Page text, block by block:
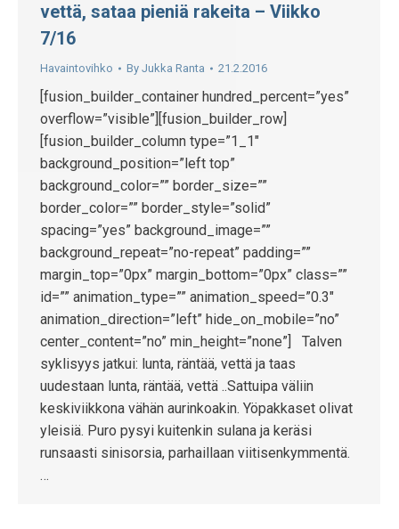
vettä, sataa pieniä rakeita – Viikko
7/16
Havaintovihko By Jukka Ranta 21.2.2016
[fusion_builder_container hundred_percent=”yes”
overflow=”visible”][fusion_builder_row]
[fusion_builder_column type=”1_1″
background_position=”left top”
background_color=”” border_size=””
border_color=”” border_style=”solid”
spacing=”yes” background_image=””
background_repeat=”no-repeat” padding=””
margin_top=”0px” margin_bottom=”0px” class=””
id=”” animation_type=”” animation_speed=”0.3″
animation_direction=”left” hide_on_mobile=”no”
center_content=”no” min_height=”none”] Talven
syklisyys jatkui: lunta, räntää, vettä ja taas
uudestaan lunta, räntää, vettä ..Sattuipa väliin
keskiviikkona vähän aurinkoakin. Yöpakkaset olivat
yleisiä. Puro pysyi kuitenkin sulana ja keräsi
runsaasti sinisorsia, parhaillaan viitisenkymmentä.
…